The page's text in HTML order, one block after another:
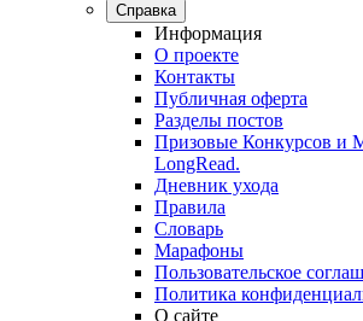
Справка
Информация
О проекте
Контакты
Публичная оферта
Разделы постов
Призовые Конкурсов и
LongRead.
Дневник ухода
Правила
Словарь
Марафоны
Пользовательское
Политика
О сайте